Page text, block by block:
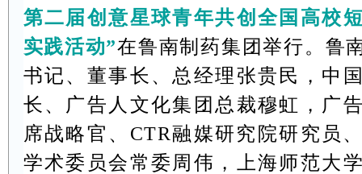
第二届创意星球青年共创全国高校
实践活动”在鲁南制药集团举行。鲁
书记、 董事长、总经理张贵民，中
长、广告人文化集团总裁穆虹，广
席战略官、 CTR融媒研究院研究员
学术委员会常委周伟，上海师范大